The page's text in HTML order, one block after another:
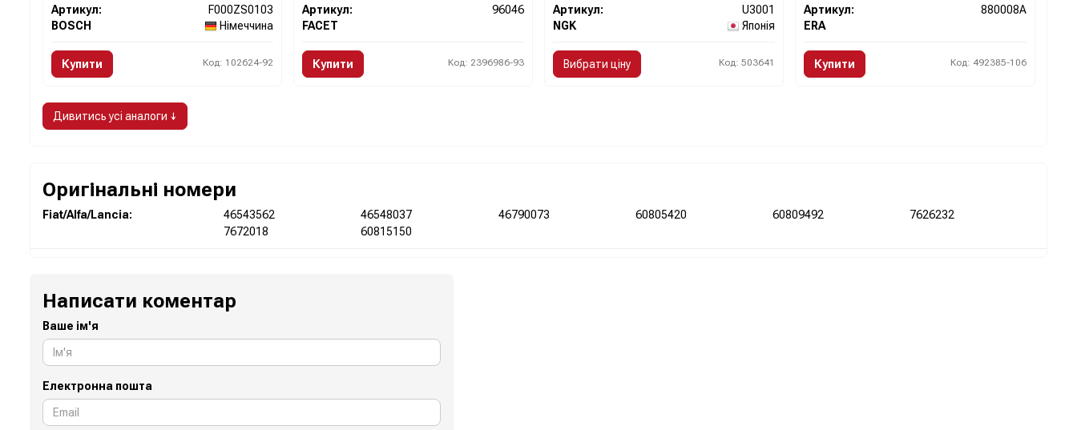
Артикул:
F000ZS0103
BOSCH
Німеччина
Купити Код: 102624-92
Артикул:
96046
FACET
Купити Код: 2396986-93
Артикул:
U3001
NGK
Японія
Вибрати ціну Код: 503641
Артикул:
880008A
ERA
Купити Код: 492385-106
Дивитись усі аналоги ↓
Оригінальні номери
Fiat/Alfa/Lancia: 46543562 46548037 46790073 60805420 60809492
7626232
7672018
60815150
Написати коментар
Ваше ім'я
Електронна пошта